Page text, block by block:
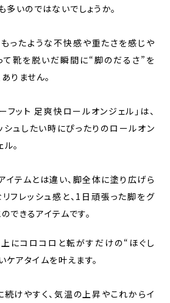
多いのではないでしょうか。
ったような不快感や重たさを感じや
て靴を脱いだ瞬間に“脚のだるさ”を
りません。
フット 足爽快ロールオンジェル」は、
シュしたい時にぴったりのロールオン
。
イテムとは違い、脚全体に塗り広げら
フレッシュ感と、1日頑張った脚をグ
できるアイテムです。
にコロコロと転がすだけの“ほぐし
アタイムを叶えます。
けやすく、気温の上昇やこれからイ